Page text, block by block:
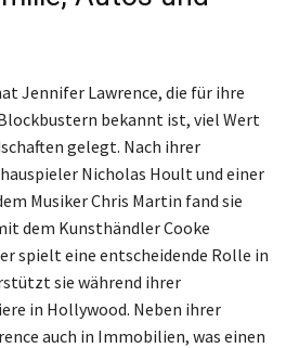
Jennifer Lawrence, die für ihre
bekannt ist, viel Wert
gelegt. Nach ihrer
Nicholas Hoult und einer
Musiker Chris Martin fand sie
dem Kunsthändler Cooke
spielt eine entscheidende Rolle in
sie während ihrer
in Hollywood. Neben ihrer
auch in Immobilien, was einen